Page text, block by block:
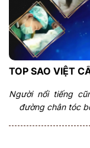
TOP SAO VIỆT
Người nổi tiếng
đường chân tóc